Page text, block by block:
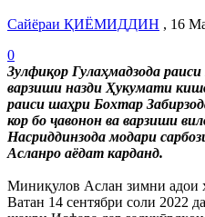
Сайёраи ҚИЁМИДДИН , 16
0
Зулфиқор Гулаҳмадзода
варзиши назди Ҳукумати
раиси шаҳри Бохтар
кор бо ҷавонон ва варзиши
Насриддинзода модари
Асланро аёдат карданд.
Миниқулов Аслан зимни адои
Ватан 14 сентябри соли 2022